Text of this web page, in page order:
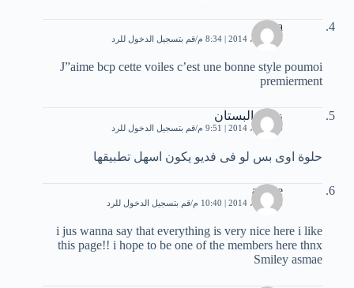
roza
24 أبريل، 2014 | 8:34 م قم بتسجيل الدخول للرد
J”aime bcp cette voiles c’est une bonne style poumoi
premierment
زهره البستان
24 أبريل، 2014 | 9:51 م قم بتسجيل الدخول للرد
حلوة اوى بس لو فى فديو يكون اسهل تطبيقها
asmae
24 أبريل، 2014 | 10:40 م قم بتسجيل الدخول للرد
i jus wanna say that everything is very nice here i like
this page!! i hope to be one of the members here thnx
Smiley asmae